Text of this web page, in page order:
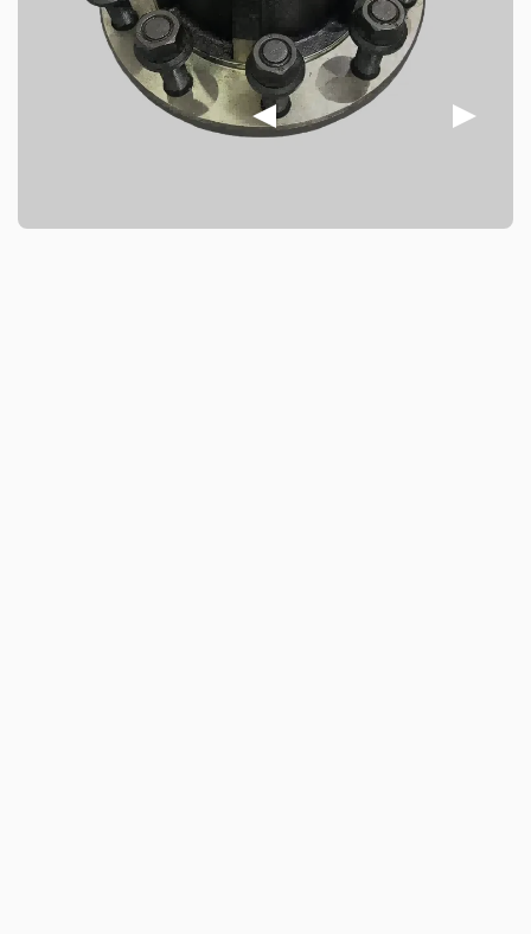
utilizando hierro dúctil de alta calidad. Ofrecen una
excelente resistencia a altas temperaturas y una eficiente
disipación del calor, lo que mejora significativamente la
estabilidad de frenado y la seguridad en la conducción.
Los productos se someten a múltiples tratamientos
entornos hostiles, como la humedad y la niebla salina,